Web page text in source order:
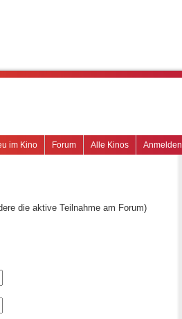
Anmelden
Alle Kinos
Forum
im Kino
die aktive Teilnahme am Forum)